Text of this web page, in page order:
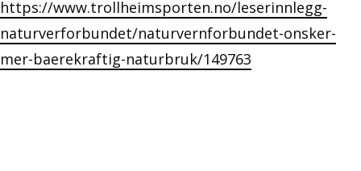
https://www.trollheimsporten.no/leserinnlegg-
naturverforbundet/naturvernforbundet-onsker-
mer-baerekraftig-naturbruk/149763